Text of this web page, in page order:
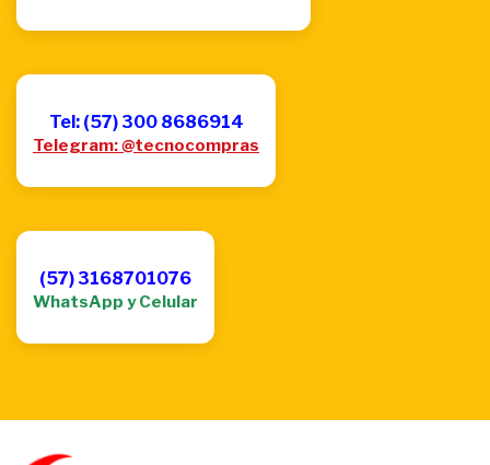
Tel: (57) 300 8686914
Telegram: @tecnocompras
(57) 3168701076
WhatsApp y Celular